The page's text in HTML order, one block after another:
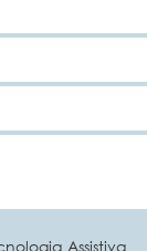
Assistiva